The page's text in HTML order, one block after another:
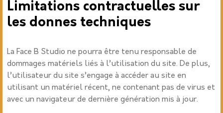
Limitations contractuelles sur
les donnes techniques
La Face B Studio ne pourra être tenu responsable de
dommages matériels liés à l’utilisation du site. De plus,
l’utilisateur du site s’engage à accéder au site en
utilisant un matériel récent, ne contenant pas de virus et
avec un navigateur de dernière génération mis à jour.